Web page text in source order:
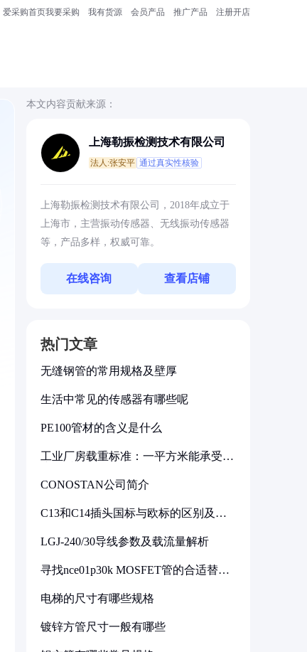
爱采购首页我要采购 我有货源 会员产品 推广产品 注册开店
本文内容贡献来源：
上海勒振检测技术有限公司
法人:张安平 通过真实性核验
上海勒振检测技术有限公司，2018年成立于
上海市，主营振动传感器、无线振动传感器
等，产品多样，权威可靠。
在线咨询 查看店铺
热门文章
无缝钢管的常用规格及壁厚
生活中常见的传感器有哪些呢
PE100管材的含义是什么
工业厂房载重标准：一平方米能承受多
CONOSTAN公司简介
C13和C14插头国标与欧标的区别及其
LGJ-240/30导线参数及载流量解析
寻找nce01p30k MOSFET管的合适替代
电梯的尺寸有哪些规格
镀锌方管尺寸一般有哪些